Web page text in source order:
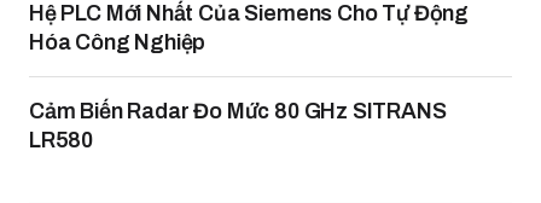
Hệ PLC Mới Nhất Của Siemens Cho Tự Động
Hóa Công Nghiệp
Cảm Biến Radar Đo Mức 80 GHz SITRANS
LR580